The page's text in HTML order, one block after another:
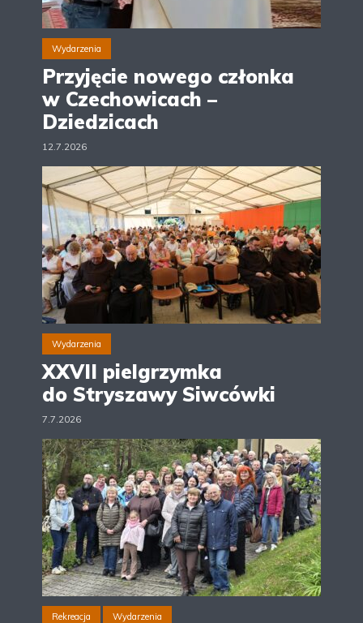
Wydarzenia
Przyjęcie nowego członka
w Czechowicach –
Dziedzicach
12.7.2026
Wydarzenia
XXVII pielgrzymka
do Stryszawy Siwcówki
7.7.2026
Rekreacja Wydarzenia